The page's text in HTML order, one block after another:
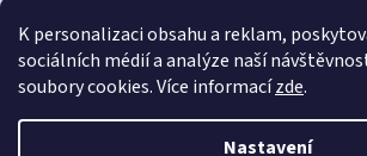
K personalizaci obsahu a reklam,
sociálních médií a analýze naší
soubory cookies. Více informacízde.
Nastavení
Zlín
Třída T. Bati 7023
760 01 Zlín